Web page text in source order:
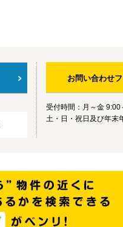
お問い合わせ
受付時間：月～金 9:00
土・日・祝日及び年末